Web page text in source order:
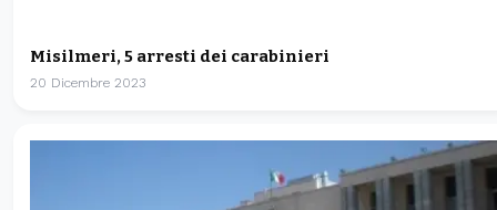
Misilmeri, 5 arresti dei carabinieri
20 Dicembre 2023